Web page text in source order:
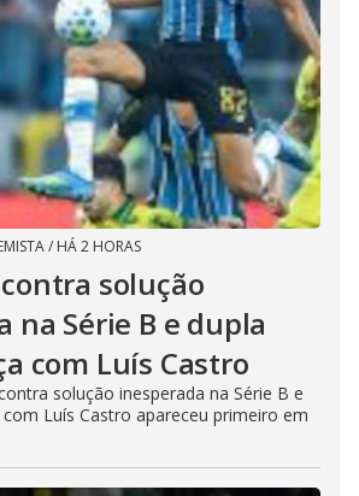
/ HÁ 2 HORAS
solução
na Série B e dupla
com Luís Castro
solução inesperada na Série B e
Luís Castro apareceu primeiro em